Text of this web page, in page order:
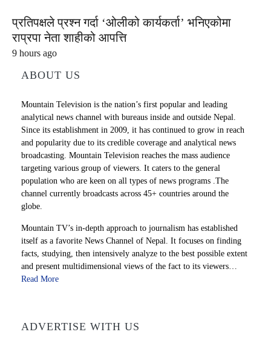
प्रतिपक्षले प्रश्न गर्दा ‘ओलीको कार्यकर्ता’ भनिएकोमा
राप्रपा नेता शाहीको आपत्ति
9 hours ago
ABOUT US
Mountain Television is the nation’s first popular and leading
analytical news channel with bureaus inside and outside Nepal.
Since its establishment in 2009, it has continued to grow in reach
and popularity due to its credible coverage and analytical news
broadcasting. Mountain Television reaches the mass audience
targeting various group of viewers. It caters to the general
population who are keen on all types of news programs .The
channel currently broadcasts across 45+ countries around the
globe.
Mountain TV’s in-depth approach to journalism has established
itself as a favorite News Channel of Nepal. It focuses on finding
facts, studying, then intensively analyze to the best possible extent
and present multidimensional views of the fact to its viewers…
Read More
ADVERTISE WITH US